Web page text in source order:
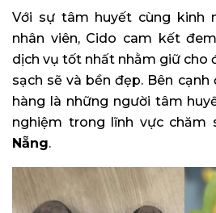
Với sự tâm huyết cùng kinh
nhân viên, Cido cam kết
dịch vụ tốt nhất nhằm giữ cho
sạch sẽ và bền đẹp. Bên cạnh
hàng là những người tâm
nghiệm trong lĩnh vực chăm
Nẵng.